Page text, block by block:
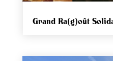
Grand Ra(g)oût